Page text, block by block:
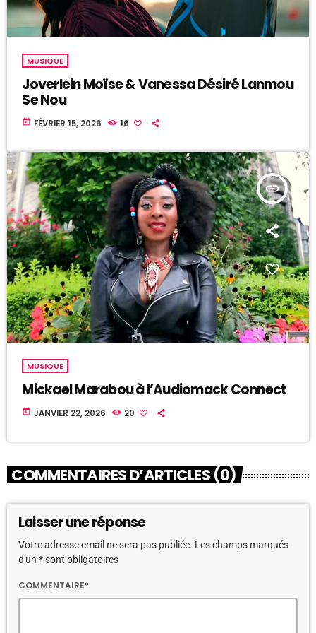
MUSIQUE
Joverlein Moïse & Vanessa Désiré Lanmou
Se Nou
today FÉVRIER 15, 2026 16
insert_link
MUSIQUE
Mickael Marabou à l’Audiomack Connect
today JANVIER 22, 2026 20
COMMENTAIRES D’ARTICLES (0)
Laisser une réponse
Votre adresse email ne sera pas publiée. Les champs marqués
d'un * sont obligatoires
COMMENTAIRE*